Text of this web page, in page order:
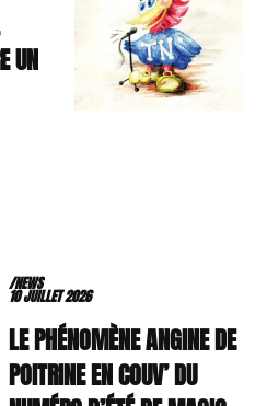
UN
/NEWS
10 JUILLET 2026
LE PHÉNOMÈNE ANGINE DE
POITRINE EN COUV’ DU